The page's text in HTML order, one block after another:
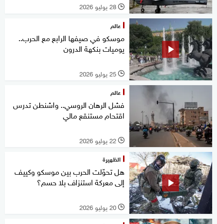
l 28 يوليو 2026
عالم
موسكو في صيفها الرابع مع الحرب..
يوميات بنكهة الدرون
l 25 يوليو 2026
عالم
فشل الرهان الروسي.. واشنطن تدرس
اقتحام مستنقع مالي
l 22 يوليو 2026
الظهيرة
هل تحوّلت الحرب بين موسكو وكييف
إلى معركة استنزاف بلا حسم؟
l 20 يوليو 2026